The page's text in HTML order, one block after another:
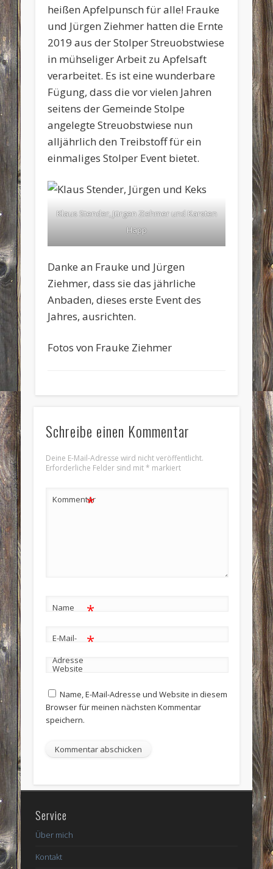
heißen Apfelpunsch für alle! Frauke
und Jürgen Ziehmer hatten die Ernte
2019 aus der Stolper Streuobstwiese
in mühseliger Arbeit zu Apfelsaft
verarbeitet. Es ist eine wunderbare
Fügung, dass die vor vielen Jahren
seitens der Gemeinde Stolpe
angelegte Streuobstwiese nun
alljährlich den Treibstoff für ein
einmaliges Stolper Event bietet.
Klaus Stender, Jürgen Ziehmer und Karsten
Happ
Danke an Frauke und Jürgen
Ziehmer, dass sie das jährliche
Anbaden, dieses erste Event des
Jahres, ausrichten.
Fotos von Frauke Ziehmer
Schreibe einen Kommentar
Deine E-Mail-Adresse wird nicht veröffentlicht.
Erforderliche Felder sind mit* markiert
Kommentar
*
Name *
E-Mail-
Adresse
*
Website
Name, E-Mail-Adresse und Website in diesem
Browser für meinen nächsten Kommentar
speichern.
Service
Über mich
Kontakt